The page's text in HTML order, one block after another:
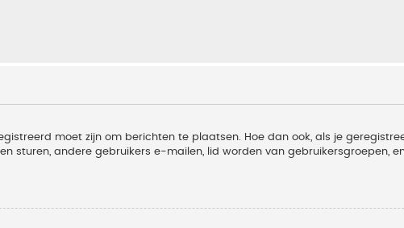
moet zijn om berichten te plaatsen. Hoe dan ook, als je
sturen, andere gebruikers e-mailen, lid worden van gebruikersgroepen,